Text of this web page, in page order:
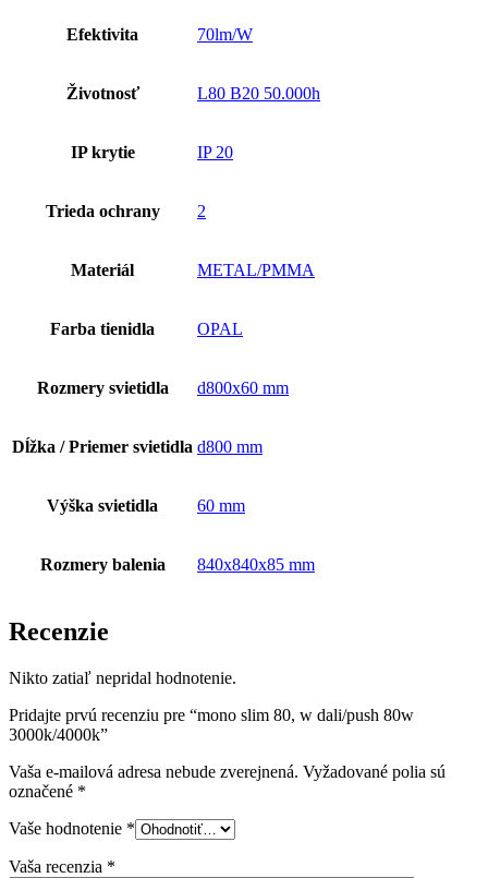
Efektivita 70lm/W
Životnosť L80 B20 50.000h
IP krytie IP 20
Trieda ochrany 2
Materiál METAL/PMMA
Farba tienidla OPAL
Rozmery svietidla d800x60 mm
Dĺžka / Priemer svietidla d800 mm
Výška svietidla 60 mm
Rozmery balenia 840x840x85 mm
Recenzie
Nikto zatiaľ nepridal hodnotenie.
Pridajte prvú recenziu pre “mono slim 80, w dali/push 80w
3000k/4000k”
Vaša e-mailová adresa nebude zverejnená. Vyžadované polia sú
označené *
Vaše hodnotenie *
Vaša recenzia *